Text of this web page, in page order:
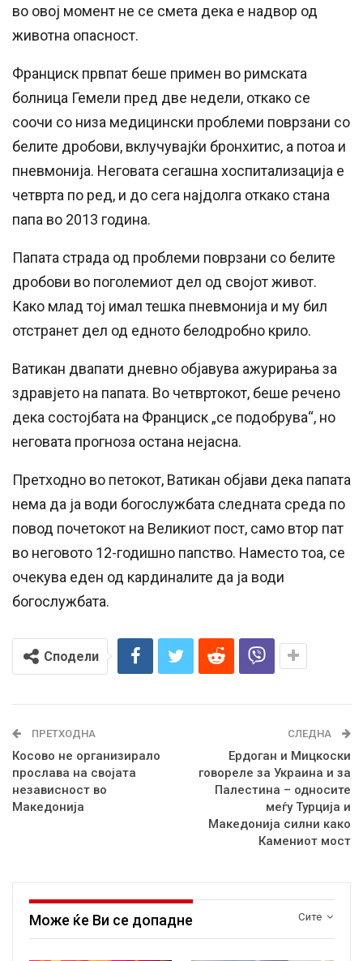
во овој момент не се смета дека е надвор од
животна опасност.
Франциск првпат беше примен во римската
болница Гемели пред две недели, откако се
соочи со низа медицински проблеми поврзани со
белите дробови, вклучувајќи бронхитис, а потоа и
пневмонија. Неговата сегашна хоспитализација е
четврта по ред, и до сега најдолга откако стана
папа во 2013 година.
Папата страда од проблеми поврзани со белите
дробови во поголемиот дел од својот живот.
Како млад тој имал тешка пневмонија и му бил
отстранет дел од едното белодробно крило.
Ватикан двапати дневно објавува ажурирања за
здравјето на папата. Во четвртокот, беше речено
дека состојбата на Франциск „се подобрува“, но
неговата прогноза остана нејасна.
Претходно во петокот, Ватикан објави дека папата
нема да ја води богослужбата следната среда по
повод почетокот на Великиот пост, само втор пат
во неговото 12-годишно папство. Наместо тоа, се
очекува еден од кардиналите да ја води
богослужбата.
Сподели
ПРЕТХОДНА
Косово не организирало
прослава на својата
независност во
Македонија
СЛЕДНА
Ердоган и Мицкоски
говореле за Украина и за
Палестина – односите
меѓу Турција и
Македонија силни како
Камениот мост
Сите
Може ќе Ви се допадне